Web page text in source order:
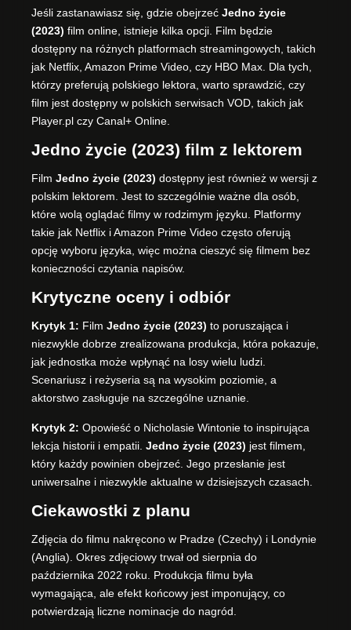
Jeśli zastanawiasz się, gdzie obejrzeć Jedno życie
(2023) film online, istnieje kilka opcji. Film będzie
dostępny na różnych platformach streamingowych, takich
jak Netflix, Amazon Prime Video, czy HBO Max. Dla tych,
którzy preferują polskiego lektora, warto sprawdzić, czy
film jest dostępny w polskich serwisach VOD, takich jak
Player.pl czy Canal+ Online.
Jedno życie (2023) film z lektorem
Film Jedno życie (2023) dostępny jest również w wersji z
polskim lektorem. Jest to szczególnie ważne dla osób,
które wolą oglądać filmy w rodzimym języku. Platformy
takie jak Netflix i Amazon Prime Video często oferują
opcję wyboru języka, więc można cieszyć się filmem bez
konieczności czytania napisów.
Krytyczne oceny i odbiór
Krytyk 1: Film Jedno życie (2023) to poruszająca i
niezwykle dobrze zrealizowana produkcja, która pokazuje,
jak jednostka może wpłynąć na losy wielu ludzi.
Scenariusz i reżyseria są na wysokim poziomie, a
aktorstwo zasługuje na szczególne uznanie.
Krytyk 2: Opowieść o Nicholasie Wintonie to inspirująca
lekcja historii i empatii. Jedno życie (2023) jest filmem,
który każdy powinien obejrzeć. Jego przesłanie jest
uniwersalne i niezwykle aktualne w dzisiejszych czasach.
Ciekawostki z planu
Zdjęcia do filmu nakręcono w Pradze (Czechy) i Londynie
(Anglia). Okres zdjęciowy trwał od sierpnia do
października 2022 roku. Produkcja filmu była
wymagająca, ale efekt końcowy jest imponujący, co
potwierdzają liczne nominacje do nagród.